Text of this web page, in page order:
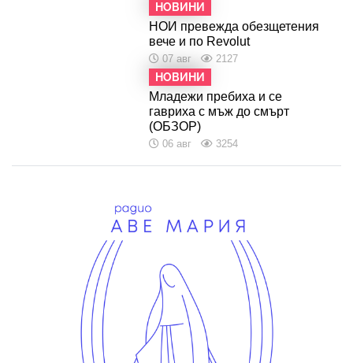
НОВИНИ
НОИ превежда обезщетения
вече и по Revolut
07 авг 2127
НОВИНИ
Младежи пребиха и се
гавриха с мъж до смърт
(ОБЗОР)
06 авг 3254